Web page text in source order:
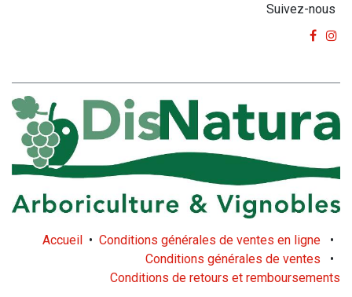
Suivez-nous
Accueil • Conditions générales de ventes en ligne
•
Conditions générales de ventes
•
Conditions de retours et remboursements